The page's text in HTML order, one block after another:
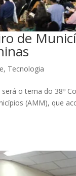
de
, Tecnologia
o tema do 38º
(AMM), que